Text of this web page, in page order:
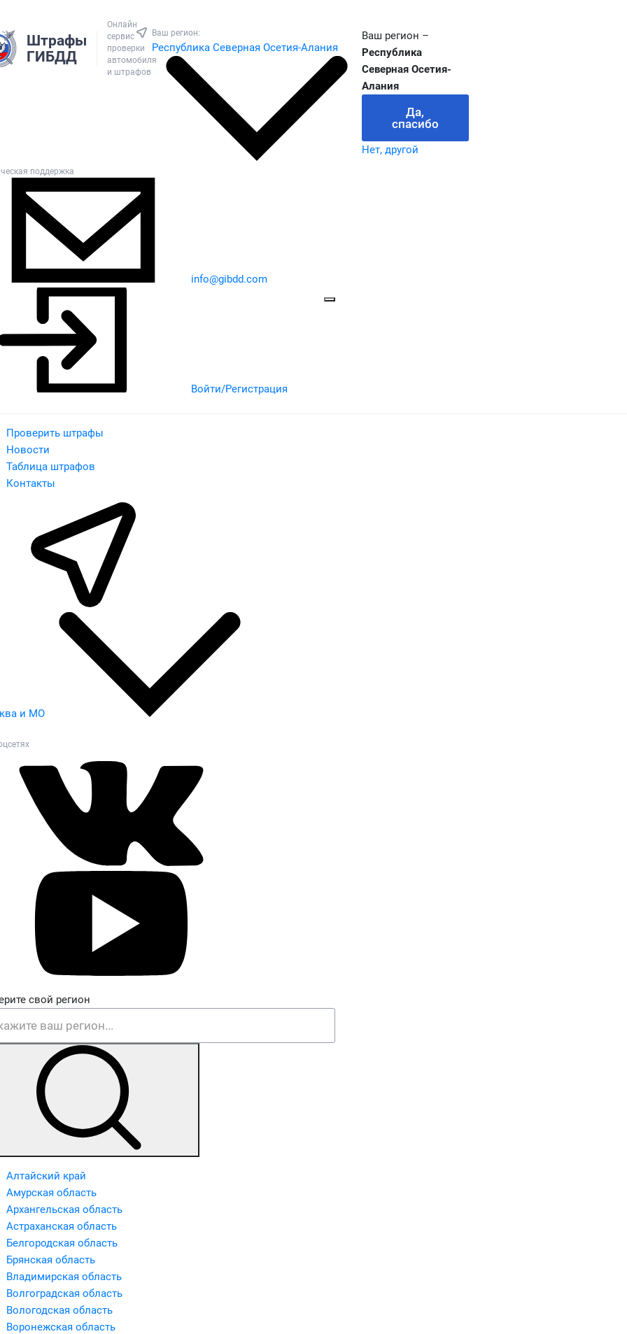
Штрафы
ГИБДД
Онлайн
сервис
проверки
автомобиля
и штрафов
Ваш регион:
Республика Северная Осетия-Алания
Ваш регион –
Республика
Северная Осетия-
Алания
Да,
спасибо
Нет, другой
поддержка
info@gibdd.com
Войти/Регистрация
Проверить штрафы
Новости
Таблица штрафов
Контакты
и МО
свой регион
Алтайский край
Амурская область
Архангельская область
Астраханская область
Белгородская область
Брянская область
Владимирская область
Волгоградская область
Вологодская область
Воронежская область